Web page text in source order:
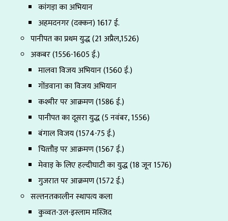
कांगड़ा का अभियान
अहमदनगर (दक्कन) 1617 ई.
पानीपत का प्रथम युद्ध (21 अप्रैल,1526)
अकबर (1556-1605 ई.)
मालवा विजय अभियान (1560 ई.)
गोंडवाना का विजय अभियान
कश्मीर पर आक्रमण (1586 ई.)
पानीपत का दूसरा युद्ध (5 नवंबर, 1556)
बंगाल विजय (1574-75 ई.)
चित्‍तौड़ पर आक्रमण (1567 ई.)
मेवाड़ के लिए हल्दीघाटी का युद्ध (18 जून 1576)
गुजरात पर आक्रमण (1572 ई.)
सल्तनतकालीन स्थापत्य कला
कुव्वत-उल-इस्लाम मस्जिद